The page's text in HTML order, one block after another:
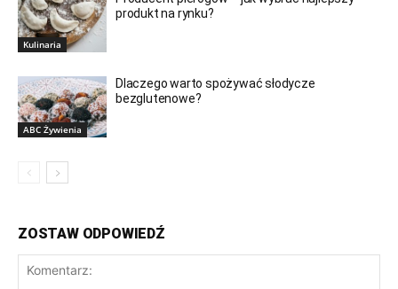
Kulinaria
produkt na rynku?
ABC Żywienia
Dlaczego warto spożywać słodycze
bezglutenowe?
ZOSTAW ODPOWIEDŹ